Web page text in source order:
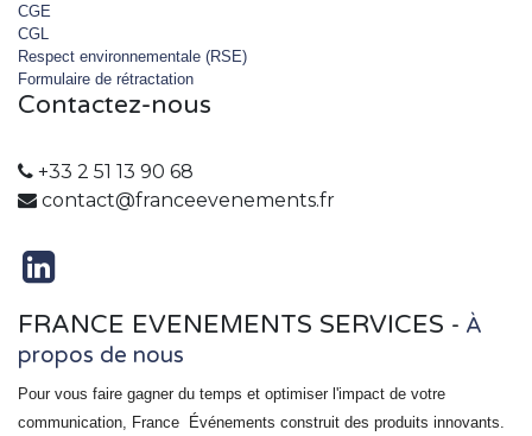
CGE
CGL
Respect environnementale (RSE)
Formulaire de rétractation
Contactez-nous
+33 2 51 13 90 68
contact@franceevenements.fr
FRANCE EVENEMENTS SERVICES - À
propos de nous
Pour vous faire gagner du temps et optimiser l'impact de votre
communication, France
Événements construit des produits innovants.